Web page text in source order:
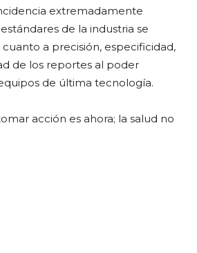
extremadamente
de la industria se
a precisión, especificidad,
de los reportes al poder
de última tecnología.
acción es ahora; la salud no